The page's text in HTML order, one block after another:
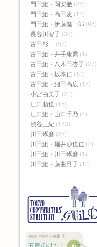
門田組・岡安徹 (26)
門田組・高田麦 (12)
門田組・伊藤健一郎 (86)
長谷川智子 (30)
古田彰一 (57)
古田組・井手康喬 (1)
古田組・八木田杏子 (27)
古田組・坂本仁 (10)
古田組・細田高広 (15)
小宮由美子 (21)
江口順也 (15)
江口組・山口千乃 (4)
渋谷三紀 (163)
川田琢磨 (25)
川田組・堀井沙也佳 (4)
川田組・川田琢磨 (1)
川田組・藤曲旦子 (10)